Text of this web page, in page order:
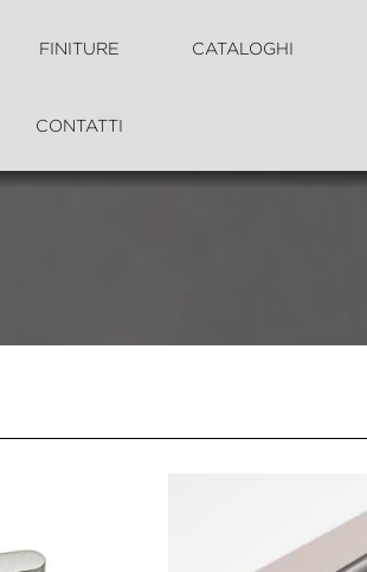
FINITURE CATALOGHI
CONTATTI